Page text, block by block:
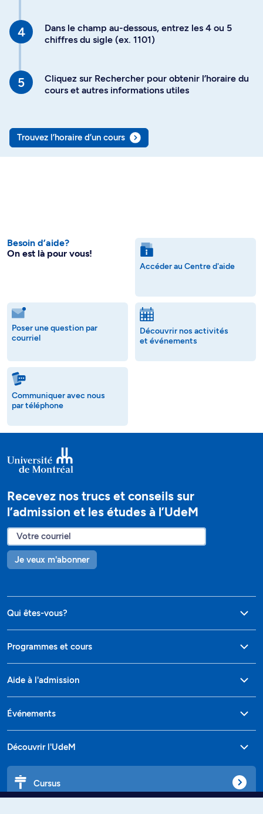
Dans le champ au-dessous, entrez les 4 ou 5
chiffres du sigle (ex. 1101)
Cliquez sur Rechercher pour obtenir l’horaire du
cours et autres informations utiles
Trouvez l’horaire d’un cours
Besoin d’aide?
On est là pour vous!
Accéder au Centre d'aide
Poser une question par
courriel
Découvrir nos activités
et événements
Communiquer avec nous
par téléphone
Recevez nos trucs et conseils sur
l’admission et les études à l’UdeM
Je veux m'abonner
Qui êtes-vous?
Programmes et cours
Aide à l'admission
Événements
Découvrir l'UdeM
Cursus